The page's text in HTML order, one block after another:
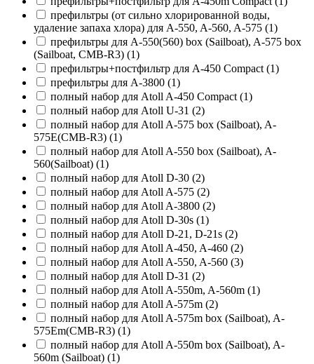
префильтры (от сильно хлорированной воды,
удаление запаха хлора) для A-550, A-560, A-575 (1)
префильтры для A-550(560) box (Sailboat), A-575 box
(Sailboat, CMB-R3) (1)
префильтры+постфильтр для A-450 Compact (1)
префильтры для A-3800 (1)
полный набор для Atoll A-450 Compact (1)
полный набор для Atoll U-31 (2)
полный набор для Atoll A-575 box (Sailboat), A-
575E(CMB-R3) (1)
полный набор для Atoll A-550 box (Sailboat), A-
560(Sailboat) (1)
полный набор для Atoll D-30 (2)
полный набор для Atoll A-575 (2)
полный набор для Atoll A-3800 (2)
полный набор для Atoll D-30s (1)
полный набор для Atoll D-21, D-21s (2)
полный набор для Atoll A-450, A-460 (2)
полный набор для Atoll A-550, A-560 (3)
полный набор для Atoll D-31 (2)
полный набор для Atoll A-550m, A-560m (1)
полный набор для Atoll A-575m (2)
полный набор для Atoll A-575m box (Sailboat), A-
575Em(CMB-R3) (1)
полный набор для Atoll A-550m box (Sailboat), A-
560m (Sailboat) (1)